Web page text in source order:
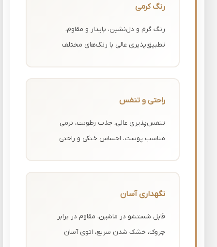
رنگ کرمی
رنگ گرم و دل‌نشین، پایدار و مقاوم،
تطبیق‌پذیری عالی با رنگ‌های مختلف
راحتی و تنفس
تنفس‌پذیری عالی، جذب رطوبت، نرمی
مناسب پوست، احساس خنکی و راحتی
نگهداری آسان
قابل شستشو در ماشین، مقاوم در برابر
چروک، خشک شدن سریع، اتوی آسان